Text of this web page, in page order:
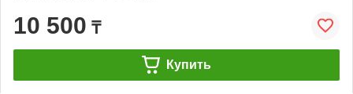
10 500 ₸
Купить